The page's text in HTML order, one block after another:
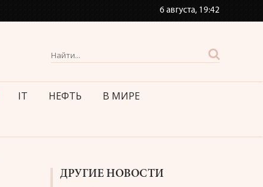
6 августа,19:42
IT НЕФТЬ В МИРЕ
ДРУГИЕ НОВОСТИ